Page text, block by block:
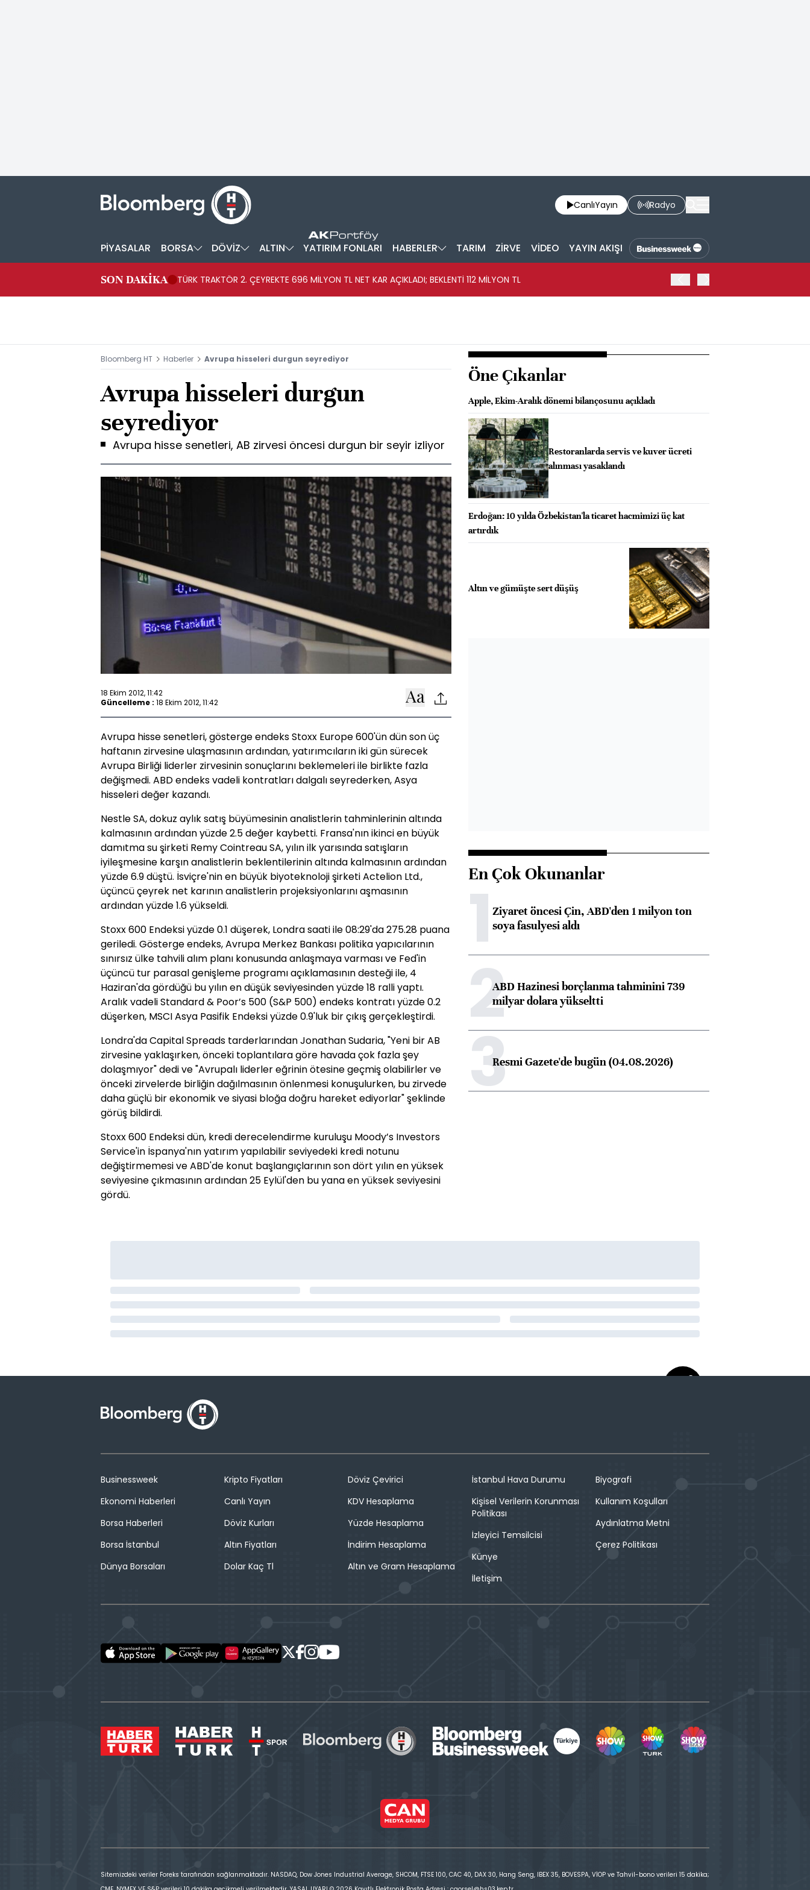
CanlıYayın Radyo
PİYASALAR BORSA DÖVİZ ALTIN YATIRIM FONLARI HABERLER TARIM ZİRVE VİDEO YAYIN AKIŞI
SON DAKİKA TÜRK TRAKTÖR 2. ÇEYREKTE 696 MİLYON TL NET KAR AÇIKLADI; BEKLENTİ 112 MİLYON TL
Bloomberg HT Haberler Avrupa hisseleri durgun seyrediyor
Avrupa hisseleri durgun
seyrediyor
Avrupa hisse senetleri, AB zirvesi öncesi durgun bir seyir izliyor
18 Ekim 2012, 11:42
Güncelleme : 18 Ekim 2012, 11:42
Avrupa hisse senetleri, gösterge endeks Stoxx Europe 600'ün dün son üç
haftanın zirvesine ulaşmasının ardından, yatırımcıların iki gün sürecek
Avrupa Birliği liderler zirvesinin sonuçlarını beklemeleri ile birlikte fazla
değişmedi. ABD endeks vadeli kontratları dalgalı seyrederken, Asya
hisseleri değer kazandı.
Nestle SA, dokuz aylık satış büyümesinin analistlerin tahminlerinin altında
kalmasının ardından yüzde 2.5 değer kaybetti. Fransa'nın ikinci en büyük
damıtma su şirketi Remy Cointreau SA, yılın ilk yarısında satışların
iyileşmesine karşın analistlerin beklentilerinin altında kalmasının ardından
yüzde 6.9 düştü. İsviçre'nin en büyük biyoteknoloji şirketi Actelion Ltd.,
üçüncü çeyrek net karının analistlerin projeksiyonlarını aşmasının
ardından yüzde 1.6 yükseldi.
Stoxx 600 Endeksi yüzde 0.1 düşerek, Londra saati ile 08:29'da 275.28 puana
geriledi. Gösterge endeks, Avrupa Merkez Bankası politika yapıcılarının
sınırsız ülke tahvili alım planı konusunda anlaşmaya varması ve Fed'in
üçüncü tur parasal genişleme programı açıklamasının desteği ile, 4
Haziran'da gördüğü bu yılın en düşük seviyesinden yüzde 18 ralli yaptı.
Aralık vadeli Standard & Poor’s 500 (S&P 500) endeks kontratı yüzde 0.2
düşerken, MSCI Asya Pasifik Endeksi yüzde 0.9'luk bir çıkış gerçekleştirdi.
Londra'da Capital Spreads tarderlarından Jonathan Sudaria, "Yeni bir AB
zirvesine yaklaşırken, önceki toplantılara göre havada çok fazla şey
dolaşmıyor" dedi ve "Avrupalı liderler eğrinin ötesine geçmiş olabilirler ve
önceki zirvelerde birliğin dağılmasının önlenmesi konuşulurken, bu zirvede
daha güçlü bir ekonomik ve siyasi bloğa doğru hareket ediyorlar" şeklinde
görüş bildirdi.
Stoxx 600 Endeksi dün, kredi derecelendirme kuruluşu Moody’s Investors
Service'in İspanya'nın yatırım yapılabilir seviyedeki kredi notunu
değiştirmemesi ve ABD'de konut başlangıçlarının son dört yılın en yüksek
seviyesine çıkmasının ardından 25 Eylül'den bu yana en yüksek seviyesini
gördü.
Öne Çıkanlar
Apple, Ekim-Aralık dönemi bilançosunu açıkladı
Restoranlarda servis ve kuver ücreti
alınması yasaklandı
Erdoğan: 10 yılda Özbekistan'la ticaret hacmimizi üç kat
artırdık
Altın ve gümüşte sert düşüş
En Çok Okunanlar
1Ziyaret öncesi Çin, ABD'den 1 milyon ton
soya fasulyesi aldı
2ABD Hazinesi borçlanma tahminini 739
milyar dolara yükseltti
3Resmi Gazete'de bugün (04.08.2026)
Businessweek
Ekonomi Haberleri
Borsa Haberleri
Borsa İstanbul
Dünya Borsaları
Kripto Fiyatları
Canlı Yayın
Döviz Kurları
Altın Fiyatları
Dolar Kaç Tl
Döviz Çevirici
KDV Hesaplama
Yüzde Hesaplama
İndirim Hesaplama
Altın ve Gram Hesaplama
İstanbul Hava Durumu
Kişisel Verilerin Korunması
Politikası
İzleyici Temsilcisi
Künye
İletişim
Biyografi
Kullanım Koşulları
Aydınlatma Metni
Çerez Politikası
Sitemizdeki veriler Foreks tarafından sağlanmaktadır. NASDAQ, Dow Jones Industrial Average, SHCOM, FTSE 100, CAC 40, DAX 30, Hang Seng, IBEX 35, BOVESPA, VİOP ve Tahvil-bono verileri 15 dakika;